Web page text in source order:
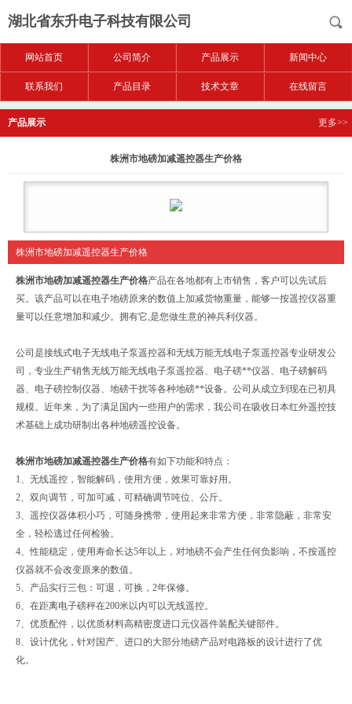
湖北省东升电子科技有限公司
网站首页 公司简介 产品展示 新闻中心
联系我们 产品目录 技术文章 在线留言
产品展示 更多>>
株洲市地磅加减遥控器生产价格
株洲市地磅加减遥控器生产价格
株洲市地磅加减遥控器生产价格产品在各地都有上市销售，客户可以先试后
买。该产品可以在电子地磅原来的数值上加减货物重量，能够一按遥控仪器重
量可以任意增加和减少。拥有它,是您做生意的神兵利仪器。
公司是接线式电子无线电子泵遥控器和无线万能无线电子泵遥控器专业研发公
司，专业生产销售无线万能无线电子泵遥控器、电子磅**仪器、电子磅解码
器、电子磅控制仪器、地磅干扰等各种地磅**设备。公司从成立到现在已初具
规模。近年来，为了满足国内一些用户的需求，我公司在吸收日本红外遥控技
术基础上成功研制出各种地磅遥控设备。
株洲市地磅加减遥控器生产价格有如下功能和特点：
1、无线遥控，智能解码，使用方便，效果可靠好用。
2、双向调节，可加可减，可精确调节吨位、公斤。
3、遥控仪器体积小巧，可随身携带，使用起来非常方便，非常隐蔽，非常安
全，轻松逃过任何检验。
4、性能稳定，使用寿命长达5年以上，对地磅不会产生任何负影响，不按遥控
仪器就不会改变原来的数值。
5、产品实行三包：可退，可换，2年保修。
6、在距离电子磅秤在200米以内可以无线遥控。
7、优质配件，以优质材料高精密度进口元仪器件装配关键部件。
8、设计优化，针对国产、进口的大部分地磅产品对电路板的设计进行了优
化。